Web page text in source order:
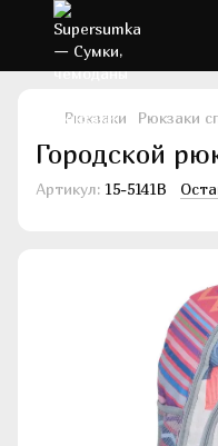
Рюкзаки Рюкзаки
Городской
Артикул: 15-5141B